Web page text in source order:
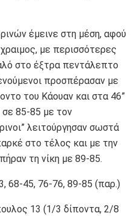
έμεινε στη μέση, αφού
με περισσότερες
στο έξτρα πεντάλεπτο
προσπέρασαν με
του Κάουαν και στα 46”
σε 85-85 με τον
λειτούργησαν σωστά
στο τέλος και με την
τη νίκη με 89-85.
68-45, 76-76, 89-85 (παρ.)
13 (1/3 δίποντα, 2/8